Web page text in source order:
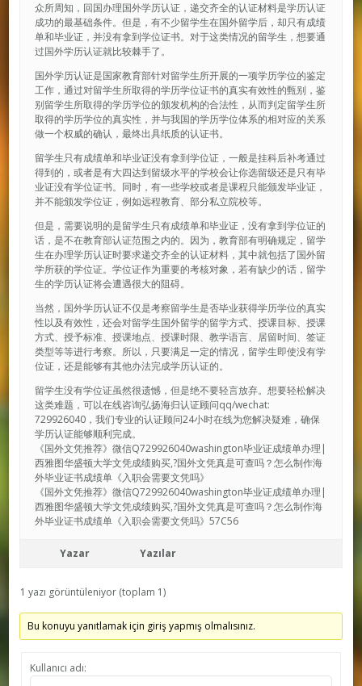
众所周知，回国办理国外学历认证，递交齐全的认证材料是学历认证
成功的最基础条件。但是，有不少留学生在国外留学后，却只有成绩
单和毕业证，并没有拿到学位证书。对于这类情况的留学生，想要通
过国外学历认证就比较棘手了。
国外学历认证是国家教育部针对留学生所开展的一项学历学位的鉴定
工作，通过对留学生所取得的学历学位证书的真实有效性的甄别，鉴
别留学生所取得的学历学位的颁发机构的合法性，从而判定留学生所
取得的学历学位的真实性，并与我国的学历学位体系的相对应的关系
做一个权威的确认，最终出具纸质的认证书。
留学生只有成绩单和毕业证没有拿到学位证，一般是挂科后补考通过
得到的，或者是有大四达到留级水平的学校会让你选留级还是只有毕
业证没有学位证书。同时，有一些学校或者是课程只能颁发毕业证，
并不能颁发学位证，例如远程教育、部分私立院校等。
但是，需要说明的是留学生只有成绩单和毕业证，没有拿到学位证的
话，是不在教育部认证范围之内的。因为，教育部有明确规定，留学
生在办理学历认证时要求递交齐全的认证材料，其中就包括了国外留
学所获的学位证。学位证作为重要的考核对象，若有缺少的话，留学
生的学历认证将会遭遇很大的阻碍。
当然，国外学历认证不仅是考察留学生是否毕业获得学历学位的真实
性以及有效性，还会对留学生国外留学的留学方式、授课目标、授课
方式、授予标准、授课地点、授课时限、教学语言、居留时间、签证
类型等等进行考察。所以，只要满足一定的情况，留学生即使没有学
位证，还是能够有其他办法完成学历认证的。
留学生没有学位证虽然很遗憾，但是绝不要轻言放弃。想要轻松解决
这类难题，可以在线咨询弘扬海归认证顾问qq/wechat:
729926040，我们专业的认证顾问24小时在线为您解决疑难，确保
学历认证能够顺利完成。
《国外文凭推荐》微信Q729926040washington毕业证成绩单办理|
西雅图华盛顿大学文凭成绩购买,?国外文凭真是可查吗？怎么制作海
外毕业证书成绩单《入职会需要文凭吗》
《国外文凭推荐》微信Q729926040washington毕业证成绩单办理|
西雅图华盛顿大学文凭成绩购买,?国外文凭真是可查吗？怎么制作海
外毕业证书成绩单《入职会需要文凭吗》57C56
Yazar Yazılar
1 yazı görüntüleniyor (toplam 1)
Bu konuyu yanıtlamak için giriş yapmış olmalısınız.
Kullanıcı adı: